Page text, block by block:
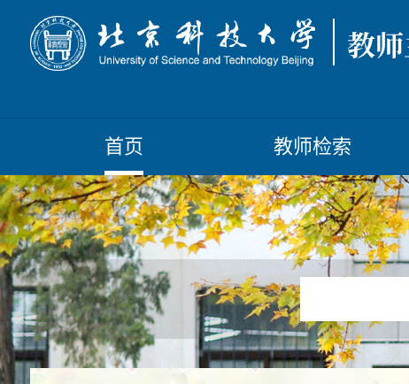
首页 教师检索